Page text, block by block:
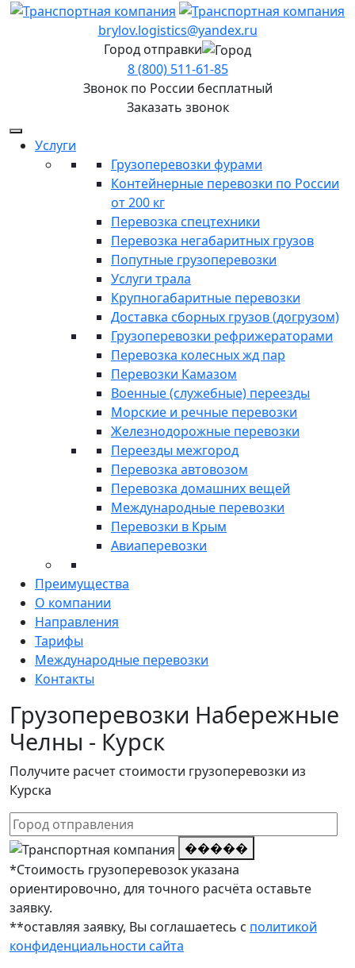
brylov.logistics@yandex.ru
Город отправки
8 (800) 511-61-85
Звонок по России бесплатный
Заказать звонок
Услуги
Грузоперевозки фурами
Контейнерные перевозки по России
от 200 кг
Перевозка спецтехники
Перевозка негабаритных грузов
Попутные грузоперевозки
Услуги трала
Крупногабаритные перевозки
Доставка сборных грузов (догрузом)
Грузоперевозки рефрижераторами
Перевозка колесных жд пар
Перевозки Камазом
Военные (служебные) переезды
Морские и речные перевозки
Железнодорожные перевозки
Переезды межгород
Перевозка автовозом
Перевозка домашних вещей
Международные перевозки
Перевозки в Крым
Авиаперевозки
Преимущества
О компании
Направления
Тарифы
Международные перевозки
Контакты
Грузоперевозки Набережные
Челны - Курск
Получите расчет стоимости грузоперевозки из
Курска
�����
*Стоимость грузоперевозок указана
ориентировочно, для точного расчёта оставьте
заявку.
**оставляя заявку, Вы соглашаетесь с политикой
конфиденциальности сайта